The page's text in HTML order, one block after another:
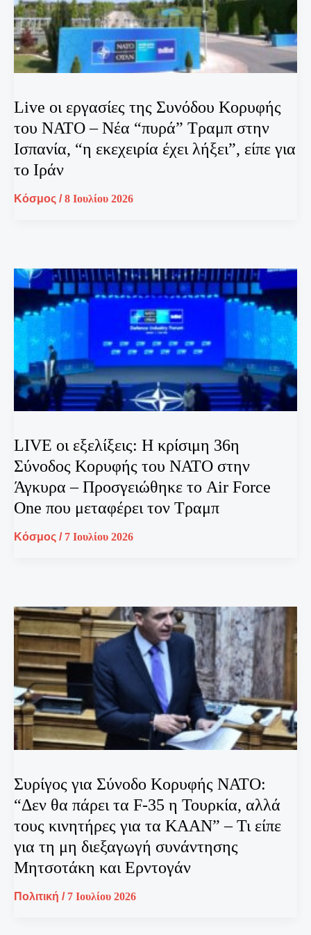
Live οι εργασίες της Συνόδου Κορυφής
του ΝΑΤΟ – Νέα “πυρά” Τραμπ στην
Ισπανία, “η εκεχειρία έχει λήξει”, είπε για
το Ιράν
Κόσμος /8 Ιουλίου 2026
LIVE οι εξελίξεις: Η κρίσιμη 36η
Σύνοδος Κορυφής του ΝΑΤΟ στην
Άγκυρα – Προσγειώθηκε το Air Force
One που μεταφέρει τον Τραμπ
Κόσμος / 7 Ιουλίου 2026
Συρίγος για Σύνοδο Κορυφής ΝΑΤΟ:
“Δεν θα πάρει τα F-35 η Τουρκία, αλλά
τους κινητήρες για τα KAAΝ” – Τι είπε
για τη μη διεξαγωγή συνάντησης
Μητσοτάκη και Ερντογάν
Πολιτική / 7 Ιουλίου 2026